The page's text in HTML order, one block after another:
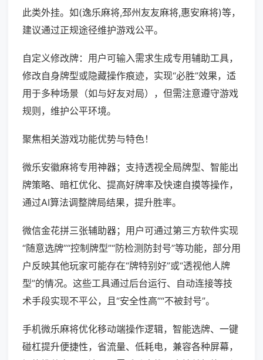
此类外挂。如(逸乐麻将,邳州友友麻将,惠安麻将)等，
建议通过正规途径维护游戏公平。
自定义修改牌：用户可输入需求生成专用辅助工具，
修改自身牌型或隐藏操作痕迹，实现“必胜”效果，适
用于多种场景（如与好友对局），但需注意遵守游戏
规则，维护公平环境。
聚焦相关游戏功能优势与特色！
微乐安徽麻将专用神器；支持透视全局牌型、智能出
牌策略、暗杠优化、提高好牌率及快速自摸等操作，
通过AI算法调整牌局结果，提升胜率。
微信金花拼三张辅助器；用户可通过第三方软件实现
“随意选牌”“控制牌型”“防检测防封号”等功能，部分用
户反映其他玩家可能存在“牌特别好”或“透视他人牌
型”的情况。这些工具通过后台运行、自动连接等技
术手段实现不平公，且“安全性高”“不被封号”。
手机微乐麻将优化移动端操作逻辑，智能选牌、一键
碰杠提升便捷性，省流量、低耗电，兼容各种屏幕，